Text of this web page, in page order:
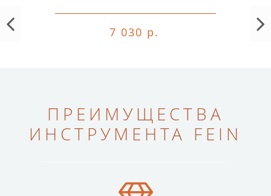
7 030 р.
ПРЕИМУЩЕСТВА
ИНСТРУМЕНТА FEIN